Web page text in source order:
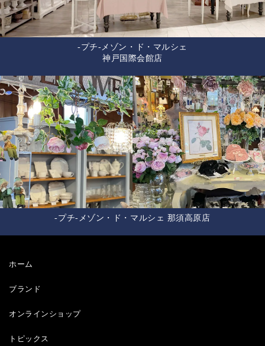
-プチ-メゾン・ド・マルシェ
神戸国際会館店
-プチ-メゾン・ド・マルシェ 那須高原店
ホーム
ブランド
オンラインショップ
トピックス